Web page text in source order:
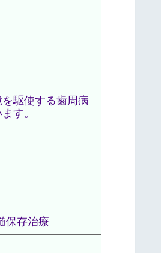
駆使する歯周病
す。
保存治療